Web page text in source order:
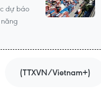
dự báo
(TTXVN/Vietnam+)